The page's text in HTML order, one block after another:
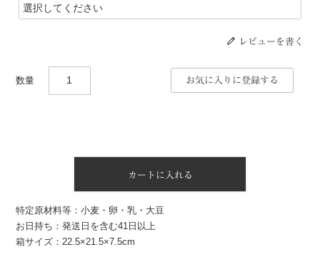
須
レビューを書く
お気に入りに登録する
カートに入れる
特定原材料等：小麦・卵・乳・大豆
お日持ち：発送日を含む41日以上
箱サイズ：22.5×21.5×7.5cm